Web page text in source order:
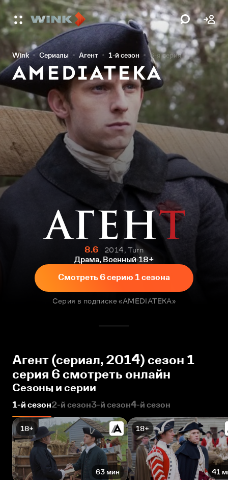
Wink Сериалы Агент 1-й сезон 6-я серия
8.6
2014, Turn
Драма, Военный 18+
Смотреть 6 серию 1 сезона
Серия в подписке «AMEDIATEKA»
Агент (сериал, 2014) сезон 1
серия 6 смотреть онлайн
Сезоны и серии
1-й сезон2-й сезон3-й сезон4-й сезон
18+
63 мин
18+
41